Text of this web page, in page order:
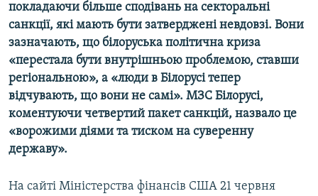
покладаючи більше сподівань на секторальні
санкції, які мають бути затверджені невдовзі. Вони
зазначають, що білоруська політична криза
«перестала бути внутрішньою проблемою, ставши
регіональною», а «люди в Білорусі тепер
відчувають, що вони не самі». МЗС Білорусі,
коментуючи четвертий пакет санкцій, назвало це
«ворожими діями та тиском на суверенну
державу».
На сайті Міністерства фінансів США 21 червня